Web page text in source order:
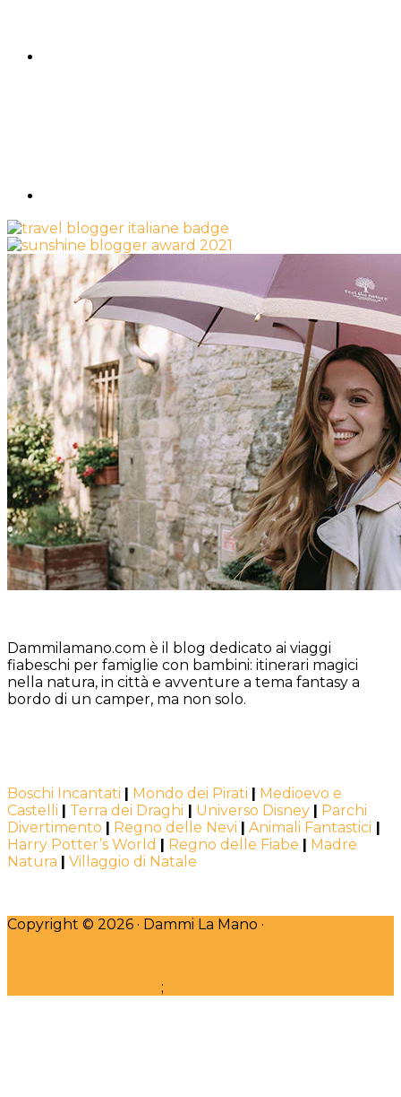
Dammilamano.com è il blog dedicato ai viaggi
fiabeschi per famiglie con bambini: itinerari magici
nella natura, in città e avventure a tema fantasy a
bordo di un camper, ma non solo.
Boschi Incantati | Mondo dei Pirati | Medioevo e
Castelli | Terra dei Draghi | Universo Disney | Parchi
Divertimento | Regno delle Nevi | Animali Fantastici |
Harry Potter’s World | Regno delle Fiabe | Madre
Natura | Villaggio di Natale
Copyright © 2026 · Dammi La Mano ·
;